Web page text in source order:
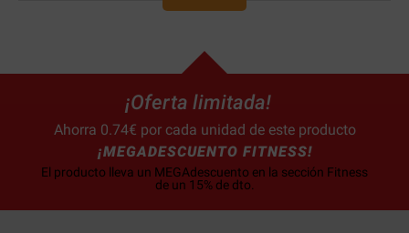
¡Oferta limitada!
Ahorra 0.74€ por cada unidad de este producto
¡MEGADESCUENTO FITNESS!
El producto lleva un MEGAdescuento en la sección Fitness
de un 15% de dto.